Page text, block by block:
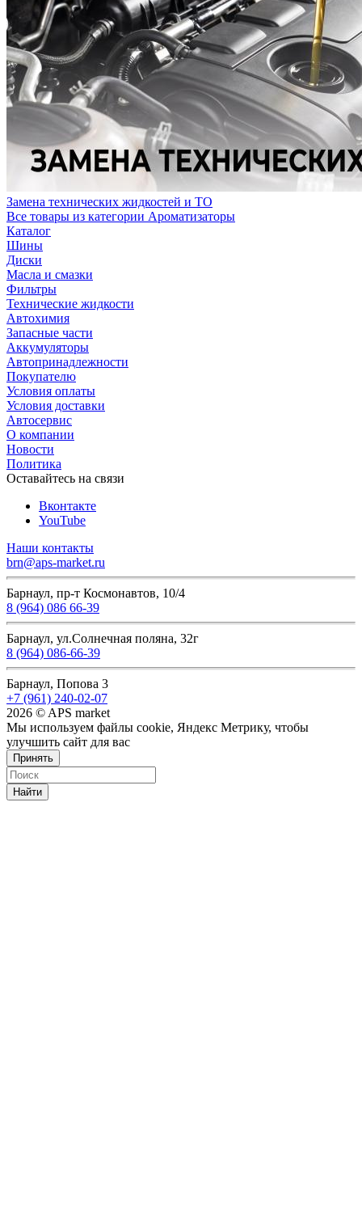
Замена технических жидкостей и ТО
Все товары из категории Ароматизаторы
Каталог
Шины
Диски
Масла и смазки
Фильтры
Технические жидкости
Автохимия
Запасные части
Аккумуляторы
Автопринадлежности
Покупателю
Условия оплаты
Условия доставки
Автосервис
О компании
Новости
Политика
Оставайтесь на связи
Вконтакте
YouTube
Наши контакты
brn@aps-market.ru
Барнаул, пр-т Космонавтов, 10/4
8 (964) 086 66-39
Барнаул, ул.Солнечная поляна, 32г
8 (964) 086-66-39
Барнаул, Попова 3
+7 (961) 240-02-07
2026 © APS market
Мы используем файлы cookie, Яндекс Метрику, чтобы
улучшить сайт для вас
Принять
Найти